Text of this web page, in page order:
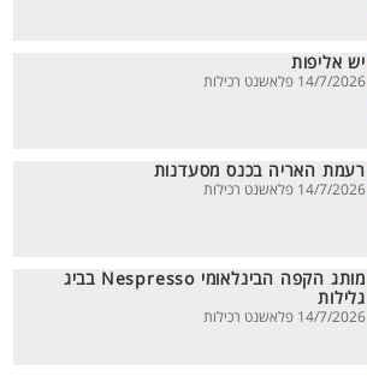
יש אליפות
14/7/2026 פלאשנט רכילות
רעמת האריה בכנס מסעדנות
14/7/2026 פלאשנט רכילות
מותג הקפה הבינלאומי Nespresso בביג
גלילות
14/7/2026 פלאשנט רכילות